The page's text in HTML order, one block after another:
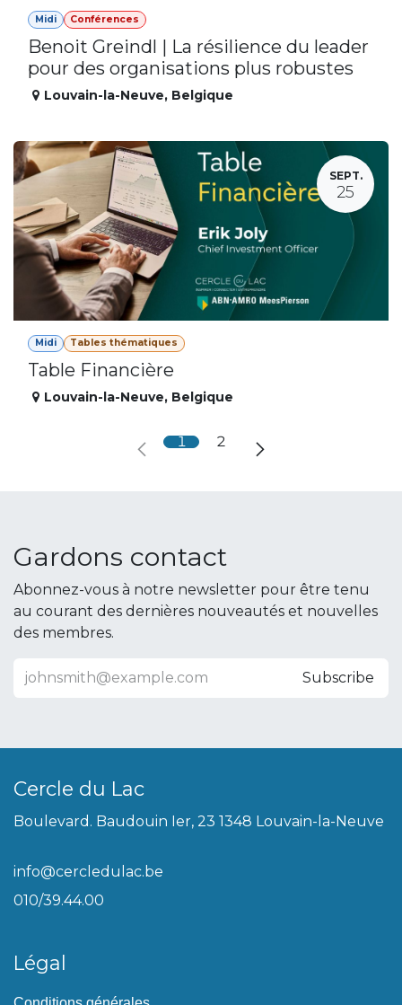
Midi Conférences
Benoit Greindl | La résilience du leader
pour des organisations plus robustes
Louvain-la-Neuve, Belgique
SEPT.
25
Midi Tables thématiques
Table Financière
Louvain-la-Neuve, Belgique
1 2
Gardons contact
Abonnez-vous à notre newsletter pour être tenu
au courant des dernières nouveautés et nouvelles
des membres.
Subscribe
Cercle du Lac
Boulevard. Baudouin Ier, 23 1348 Louvain-la-Neuve
info@cercledulac.be
010/39.44.00
Légal